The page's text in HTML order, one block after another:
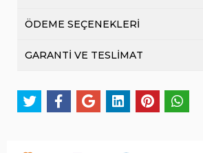
ÖDEME SEÇENEKLERİ
GARANTİ VE TESLİMAT